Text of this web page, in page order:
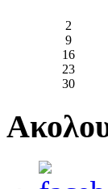
2
9
16
23
30